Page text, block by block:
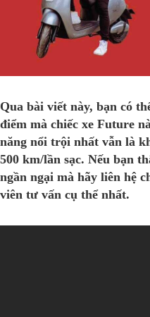
Qua bài viết này, bạn có
điểm mà chiếc xe Future
năng nổi trội nhất vẫn là
500 km/lần sạc. Nếu bạn
ngần ngại mà hãy liên hệ
viên tư vấn cụ thể nhất.